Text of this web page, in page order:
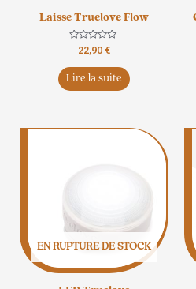
Laisse Truelove Flow
Note
sur
5
22,90 €
Lire la suite
EN RUPTURE DE STOCK